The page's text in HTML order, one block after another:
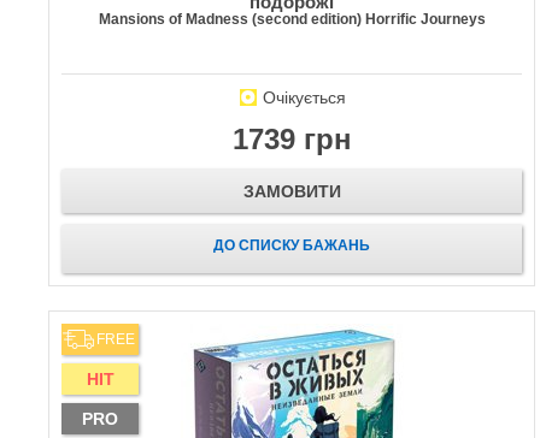
Mansions of Madness (second edition) Horrific Journeys
Очікується
1739 грн
ЗАМОВИТИ
ДО СПИСКУ БАЖАНЬ
FREE
HIT
PRO